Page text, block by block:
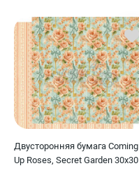
Двусторонняя бумага Coming
Up Roses, Secret Garden 30х30